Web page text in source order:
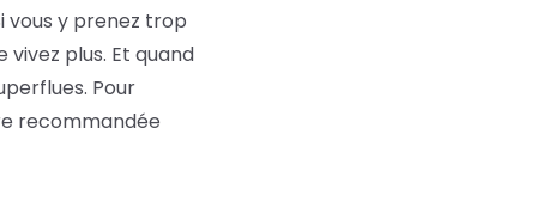
vous y prenez trop
plus. Et quand
Pour
recommandée